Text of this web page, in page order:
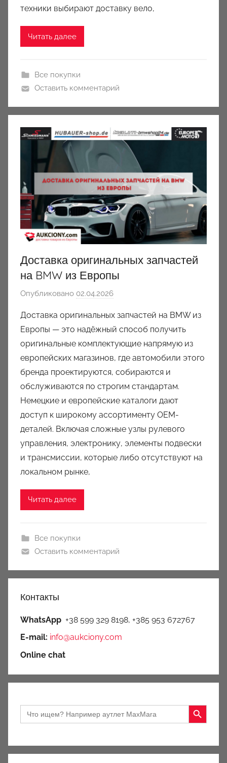
техники выбирают доставку вело,
Читать далее
Все покупки
Оставить комментарий
Доставка оригинальных запчастей
на BMW из Европы
Опубликовано 02.04.2026
т
о
р
о
м
a
u
k
c
Доставка оригинальных запчастей на BMW из
Европы — это надёжный способ получить
оригинальные комплектующие напрямую из
европейских магазинов, где автомобили этого
бренда проектируются, собираются и
обслуживаются по строгим стандартам.
Немецкие и европейские каталоги дают
доступ к широкому ассортименту OEM-
деталей. Включая сложные узлы рулевого
управления, электронику, элементы подвески
и трансмиссии, которые либо отсутствуют на
локальном рынке,
Читать далее
Все покупки
Оставить комментарий
Контакты
WhatsApp +38 599 329 8198, +385 953 672767
E-mail: info@aukciony.com
Online chat
Search
for:
Search Button